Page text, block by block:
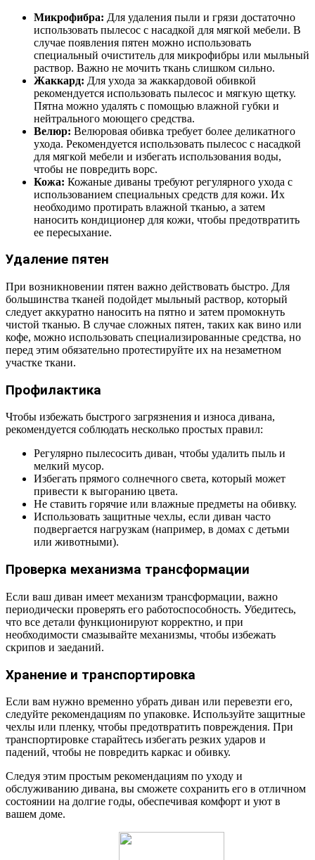
Микрофибра: Для удаления пыли и грязи достаточно
использовать пылесос с насадкой для мягкой мебели. В
случае появления пятен можно использовать
специальный очиститель для микрофибры или мыльный
раствор. Важно не мочить ткань слишком сильно.
Жаккард: Для ухода за жаккардовой обивкой
рекомендуется использовать пылесос и мягкую щетку.
Пятна можно удалять с помощью влажной губки и
нейтрального моющего средства.
Велюр: Велюровая обивка требует более деликатного
ухода. Рекомендуется использовать пылесос с насадкой
для мягкой мебели и избегать использования воды,
чтобы не повредить ворс.
Кожа: Кожаные диваны требуют регулярного ухода с
использованием специальных средств для кожи. Их
необходимо протирать влажной тканью, а затем
наносить кондиционер для кожи, чтобы предотвратить
ее пересыхание.
Удаление пятен
При возникновении пятен важно действовать быстро. Для
большинства тканей подойдет мыльный раствор, который
следует аккуратно наносить на пятно и затем промокнуть
чистой тканью. В случае сложных пятен, таких как вино или
кофе, можно использовать специализированные средства, но
перед этим обязательно протестируйте их на незаметном
участке ткани.
Профилактика
Чтобы избежать быстрого загрязнения и износа дивана,
рекомендуется соблюдать несколько простых правил:
Регулярно пылесосить диван, чтобы удалить пыль и
мелкий мусор.
Избегать прямого солнечного света, который может
привести к выгоранию цвета.
Не ставить горячие или влажные предметы на обивку.
Использовать защитные чехлы, если диван часто
подвергается нагрузкам (например, в домах с детьми
или животными).
Проверка механизма трансформации
Если ваш диван имеет механизм трансформации, важно
периодически проверять его работоспособность. Убедитесь,
что все детали функционируют корректно, и при
необходимости смазывайте механизмы, чтобы избежать
скрипов и заеданий.
Хранение и транспортировка
Если вам нужно временно убрать диван или перевезти его,
следуйте рекомендациям по упаковке. Используйте защитные
чехлы или пленку, чтобы предотвратить повреждения. При
транспортировке старайтесь избегать резких ударов и
падений, чтобы не повредить каркас и обивку.
Следуя этим простым рекомендациям по уходу и
обслуживанию дивана, вы сможете сохранить его в отличном
состоянии на долгие годы, обеспечивая комфорт и уют в
вашем доме.